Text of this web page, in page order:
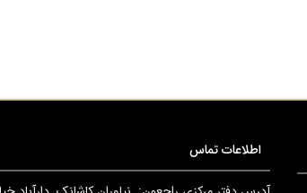
اطلاعات تماس